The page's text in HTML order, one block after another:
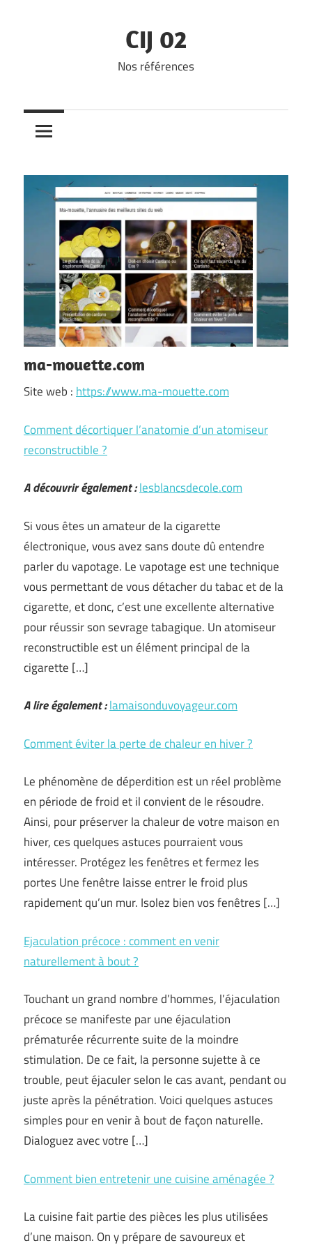
CIJ 02
Nos références
ma-mouette.com
Site web : https://www.ma-mouette.com
Comment décortiquer l’anatomie d’un atomiseur
reconstructible ?
A découvrir également :lesblancsdecole.com
Si vous êtes un amateur de la cigarette
électronique, vous avez sans doute dû entendre
parler du vapotage. Le vapotage est une technique
vous permettant de vous détacher du tabac et de la
cigarette, et donc, c’est une excellente alternative
pour réussir son sevrage tabagique. Un atomiseur
reconstructible est un élément principal de la
cigarette […]
A lire également :lamaisonduvoyageur.com
Comment éviter la perte de chaleur en hiver ?
Le phénomène de déperdition est un réel problème
en période de froid et il convient de le résoudre.
Ainsi, pour préserver la chaleur de votre maison en
hiver, ces quelques astuces pourraient vous
intéresser. Protégez les fenêtres et fermez les
portes Une fenêtre laisse entrer le froid plus
rapidement qu’un mur. Isolez bien vos fenêtres […]
Ejaculation précoce : comment en venir
naturellement à bout ?
Touchant un grand nombre d’hommes, l’éjaculation
précoce se manifeste par une éjaculation
prématurée récurrente suite de la moindre
stimulation. De ce fait, la personne sujette à ce
trouble, peut éjaculer selon le cas avant, pendant ou
juste après la pénétration. Voici quelques astuces
simples pour en venir à bout de façon naturelle.
Dialoguez avec votre […]
Comment bien entretenir une cuisine aménagée ?
La cuisine fait partie des pièces les plus utilisées
d’une maison. On y prépare de savoureux et